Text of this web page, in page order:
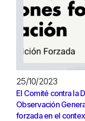
25/10/2023
El Comité contra la
Observación
forzada en el